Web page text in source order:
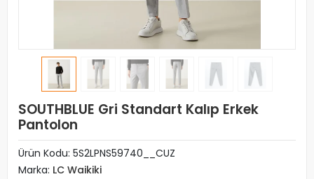
SOUTHBLUE Gri Standart Kalıp Erkek
Pantolon
Ürün Kodu: 5S2LPNS59740__CUZ
Marka: LC Waikiki